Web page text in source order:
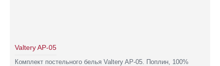
Valtery AP-05
Комплект постельного белья Valtery AP-05. Поплин, 100%